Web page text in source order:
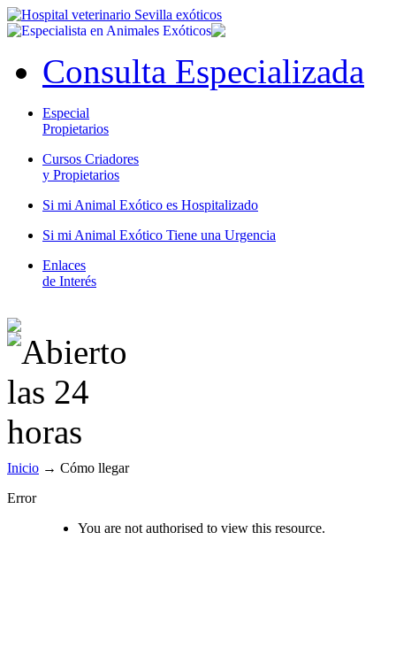
Consulta Especializada
Especial
Propietarios
Cursos Criadores
y Propietarios
Si mi Animal Exótico es Hospitalizado
Si mi Animal Exótico Tiene una Urgencia
Enlaces
de Interés
Inicio → Cómo llegar
Error
You are not authorised to view this resource.